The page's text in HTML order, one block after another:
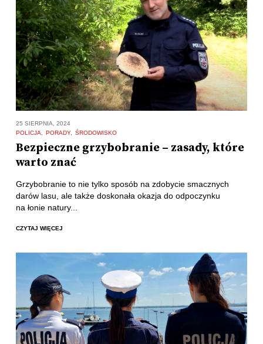
25 SIERPNIA, 2024
POLICJA
PORADY ŚRODOWISKO
Bezpieczne grzybobranie – zasady, które
warto znać
Grzybobranie to nie tylko sposób na zdobycie smacznych
darów lasu, ale także doskonała okazja do odpoczynku
na łonie natury...
CZYTAJ WIĘCEJ